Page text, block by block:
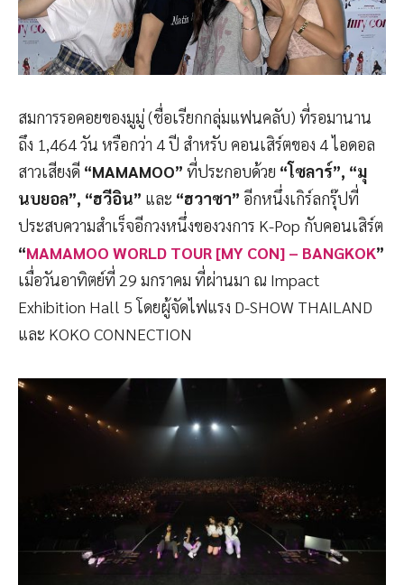
สมการรอคอยของมูมู่ (ชื่อเรียกกลุ่มแฟนคลับ) ที่รอมานาน
ถึง 1,464 วัน หรือกว่า 4 ปี สำหรับ คอนเสิร์ตของ 4 ไอดอล
สาวเสียงดี “MAMAMOO” ที่ประกอบด้วย “โซลาร์”, “มุ
นบยอล”, “ฮวีอิน” และ “ฮวาซา” อีกหนึ่งเกิร์ลกรุ๊ปที่
ประสบความสำเร็จอีกวงหนึ่งของวงการ K-Pop กับคอนเสิร์ต
“MAMAMOO WORLD TOUR [MY CON] – BANGKOK”
เมื่อวันอาทิตย์ที่ 29 มกราคม ที่ผ่านมา ณ Impact
Exhibition Hall 5 โดยผู้จัดไฟแรง D-SHOW THAILAND
และ KOKO CONNECTION